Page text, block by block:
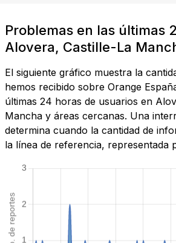
Problemas en las últimas
Alovera, Castille-La
El siguiente gráfico muestra la
hemos recibido sobre Orange
últimas 24 horas de usuarios en
Mancha y áreas cercanas. Una
determina cuando la cantidad de
la línea de referencia, representada